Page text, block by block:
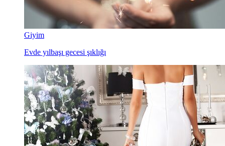
Giyim
Evde yılbaşı gecesi şıklığı